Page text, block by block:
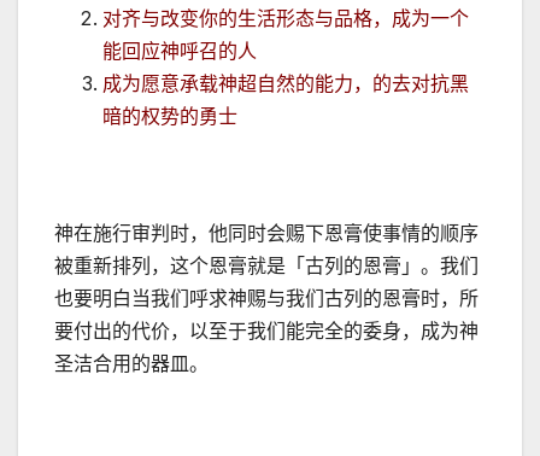
对齐与改变你的生活形态与品格，成为一个
能回应神呼召的人
成为愿意承载神超自然的能力，的去对抗黑
暗的权势的勇士
神在施行审判时，他同时会赐下恩膏使事情的顺序
被重新排列，这个恩膏就是「古列的恩膏」。我们
也要明白当我们呼求神赐与我们古列的恩膏时，所
要付出的代价，以至于我们能完全的委身，成为神
圣洁合用的器皿。